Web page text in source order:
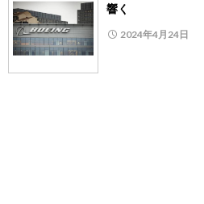
響く
2024年4月24日